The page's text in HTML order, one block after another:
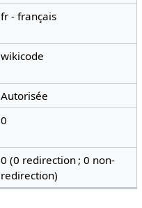
fr - français
wikicode
Autorisée
0
0 (0 redirection ; 0 non-
redirection)